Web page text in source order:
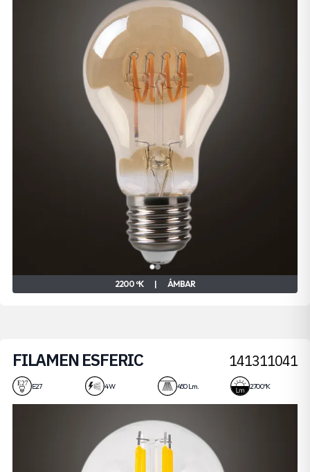
2200 ºK | ÁMBAR
FILAMEN ESFERIC
4W
141311041
E27 4 W 450 Lm. 2700 ºK